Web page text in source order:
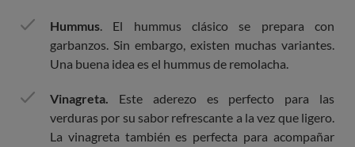
Hummus. El hummus clásico se prepara con
garbanzos. Sin embargo, existen muchas variantes.
Una buena idea es el hummus de remolacha.
Vinagreta. Este aderezo es perfecto para las
verduras por su sabor refrescante a la vez que ligero.
La vinagreta también es perfecta para acompañar